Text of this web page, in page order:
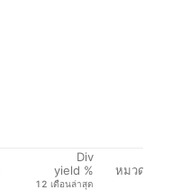
Div
yield %
12 เดือนล่าสุด
หมวดธุรกิจ